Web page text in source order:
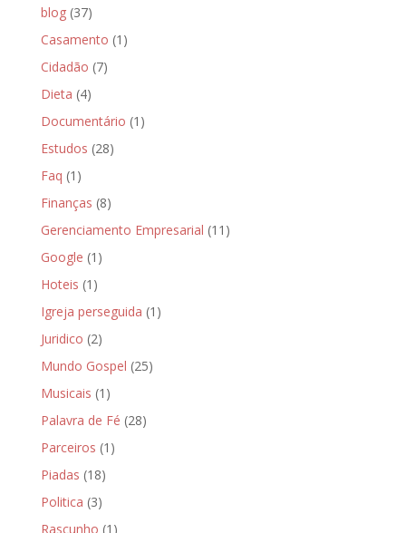
blog(37)
Casamento (1)
Cidadão (7)
Dieta (4)
Documentário (1)
Estudos (28)
Faq (1)
Finanças (8)
Gerenciamento Empresarial (11)
Google (1)
Hoteis (1)
Igreja perseguida (1)
Juridico (2)
Mundo Gospel (25)
Musicais (1)
Palavra de Fé (28)
Parceiros (1)
Piadas (18)
Politica (3)
Rascunho (1)